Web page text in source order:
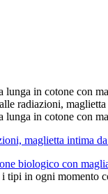
biologico con
tipi in ogni momento